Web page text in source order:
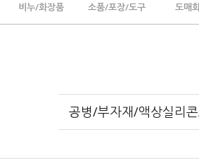
비누/화장품 소품/포장/도구 도매
공병/부자재/액상실리